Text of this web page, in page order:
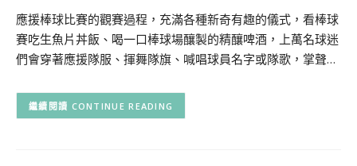
應援棒球比賽的觀賽過程，充滿各種新奇有趣的儀式，看棒球
賽吃生魚片丼飯、喝一口棒球場釀製的精釀啤酒，上萬名球迷
們會穿著應援隊服、揮舞隊旗、喊唱球員名字或隊歌，掌聲…
CONTINUE READING